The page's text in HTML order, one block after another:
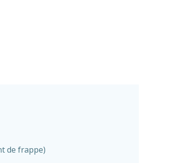
de frappe)